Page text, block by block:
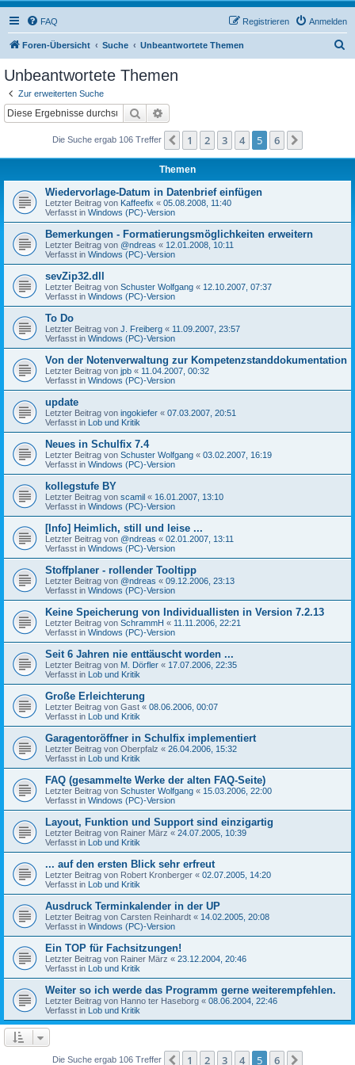
FAQ Anmelden
Registrieren
Foren-Übersicht Suche Unbeantwortete Themen
Unbeantwortete Themen
Zur erweiterten Suche
Suche
Die Suche ergab 106 Treffer Vorherige
1 2 3 4 5 6
Themen
Wiedervorlage-Datum in Datenbrief einfügen
Letzter Beitrag von Kaffeefix « 05.08.2008, 11:40
Verfasst in Windows (PC)-Version
Bemerkungen - Formatierungsmöglichkeiten erweitern
Letzter Beitrag von @ndreas « 12.01.2008, 10:11
Verfasst in Windows (PC)-Version
sevZip32.dll
Letzter Beitrag von Schuster Wolfgang « 12.10.2007, 07:37
Verfasst in Windows (PC)-Version
To Do
Letzter Beitrag von J. Freiberg « 11.09.2007, 23:57
Verfasst in Windows (PC)-Version
Von der Notenverwaltung zur Kompetenzstanddokumentation
Letzter Beitrag von jpb « 11.04.2007, 00:32
Verfasst in Windows (PC)-Version
update
Letzter Beitrag von ingokiefer « 07.03.2007, 20:51
Verfasst in Lob und Kritik
Neues in Schulfix 7.4
Letzter Beitrag von Schuster Wolfgang « 03.02.2007, 16:19
Verfasst in Windows (PC)-Version
kollegstufe BY
Letzter Beitrag von scamil « 16.01.2007, 13:10
Verfasst in Windows (PC)-Version
[Info] Heimlich, still und leise ...
Letzter Beitrag von @ndreas « 02.01.2007, 13:11
Verfasst in Windows (PC)-Version
Stoffplaner - rollender Tooltipp
Letzter Beitrag von @ndreas « 09.12.2006, 23:13
Verfasst in Windows (PC)-Version
Keine Speicherung von Individuallisten in Version 7.2.13
Letzter Beitrag von SchrammH « 11.11.2006, 22:21
Verfasst in Windows (PC)-Version
Seit 6 Jahren nie enttäuscht worden ...
Letzter Beitrag von M. Dörfler « 17.07.2006, 22:35
Verfasst in Lob und Kritik
Große Erleichterung
Letzter Beitrag von Gast « 08.06.2006, 00:07
Verfasst in Lob und Kritik
Garagentoröffner in Schulfix implementiert
Letzter Beitrag von Oberpfalz « 26.04.2006, 15:32
Verfasst in Lob und Kritik
FAQ (gesammelte Werke der alten FAQ-Seite)
Letzter Beitrag von Schuster Wolfgang « 15.03.2006, 22:00
Verfasst in Windows (PC)-Version
Layout, Funktion und Support sind einzigartig
Letzter Beitrag von Rainer März « 24.07.2005, 10:39
Verfasst in Lob und Kritik
... auf den ersten Blick sehr erfreut
Letzter Beitrag von Robert Kronberger « 02.07.2005, 14:20
Verfasst in Lob und Kritik
Ausdruck Terminkalender in der UP
Letzter Beitrag von Carsten Reinhardt « 14.02.2005, 20:08
Verfasst in Windows (PC)-Version
Ein TOP für Fachsitzungen!
Letzter Beitrag von Rainer März « 23.12.2004, 20:46
Verfasst in Lob und Kritik
Weiter so ich werde das Programm gerne weiterempfehlen.
Letzter Beitrag von Hanno ter Haseborg « 08.06.2004, 22:46
Verfasst in Lob und Kritik
Die Suche ergab 106 Treffer Vorherige
1 2 3 4 5 6